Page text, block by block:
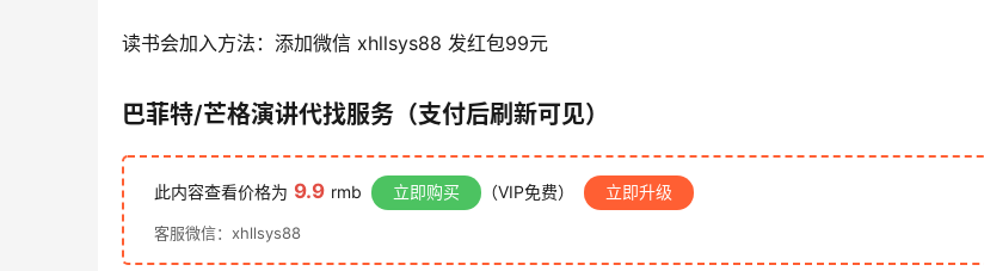
读书会加入方法：添加微信 xhllsys88 发红包99元
巴菲特/芒格演讲代找服务（支付后刷新可见）
此内容查看价格为 9.9 rmb 立即购买 （VIP免费） 立即升级
客服微信：xhllsys88